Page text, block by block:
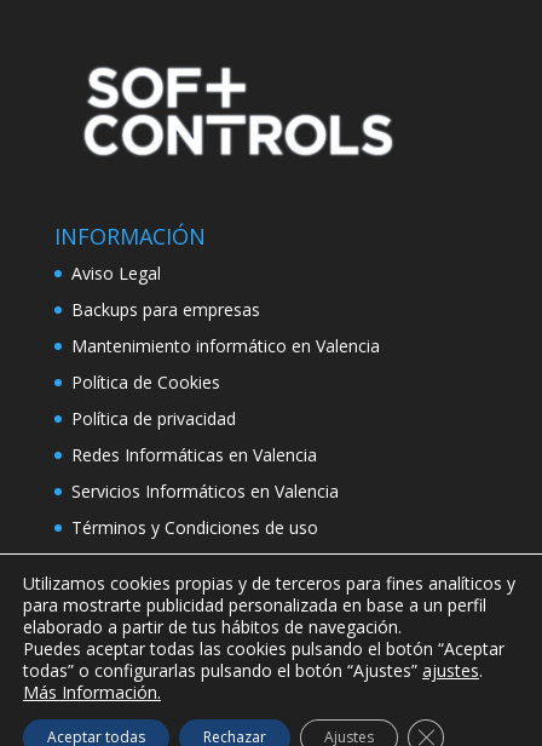
INFORMACIÓN
Aviso Legal
Backups para empresas
Mantenimiento informático en Valencia
Política de Cookies
Política de privacidad
Redes Informáticas en Valencia
Servicios Informáticos en Valencia
Términos y Condiciones de uso
Copyright © 2019 Soft Controls Soluciones
Utilizamos cookies propias y de terceros para fines analíticos y
para mostrarte publicidad personalizada en base a un perfil
elaborado a partir de tus hábitos de navegación.
Puedes aceptar todas las cookies pulsando el botón “Aceptar
todas” o configurarlas pulsando el botón “Ajustes” ajustes.
Más Información.
Aceptar todas Rechazar Ajustes Cerrar el